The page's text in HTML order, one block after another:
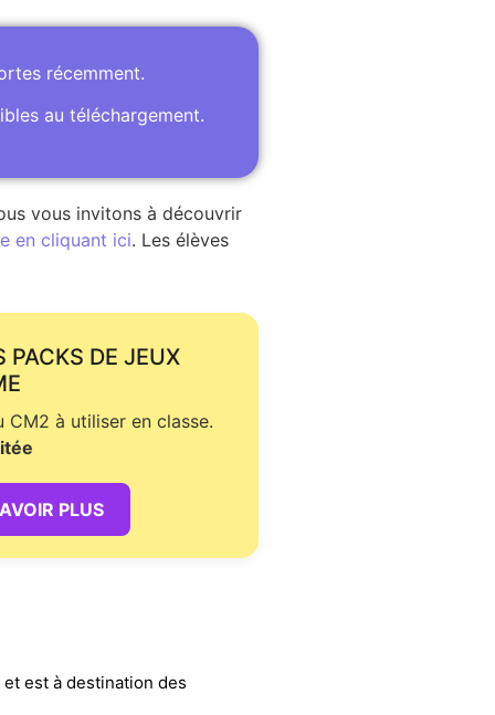
récemment.
au téléchargement.
vous invitons à découvrir
en cliquant ici. Les élèves
PACKS DE JEUX
CM2 à utiliser en classe.
PLUS
et est à destination des